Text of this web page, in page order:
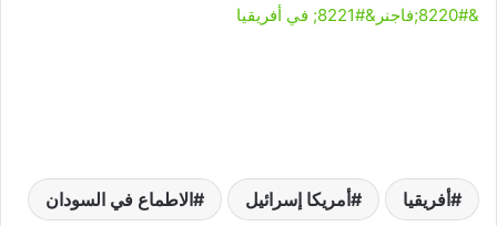
&#8220;فاجنر&#8221; في أفريقيا
أفريقيا أمريكا إسرائيل الاطماع في السودان